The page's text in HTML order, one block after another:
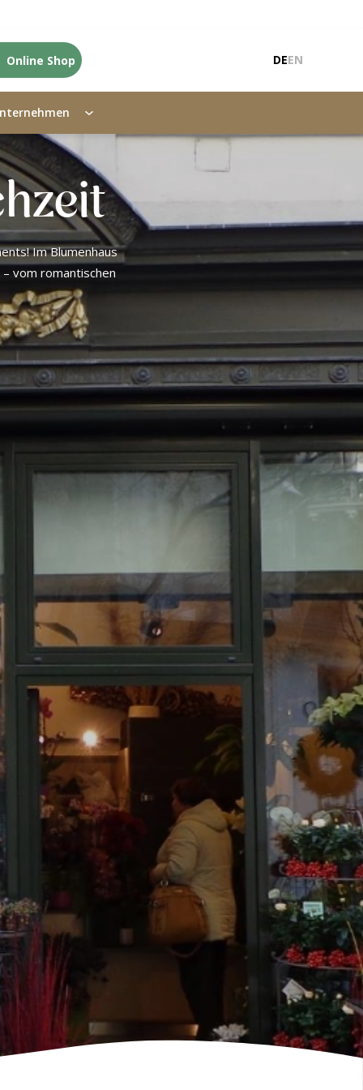
Online Shop DEEN
Im Blumenhaus
– vom romantischen